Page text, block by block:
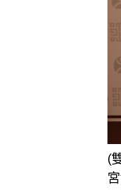
(